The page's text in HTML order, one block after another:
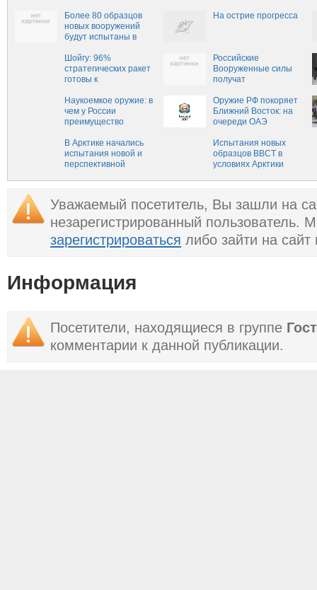
Более 80 образцов
новых вооружений
будут испытаны в
Минобороны РФ
На острие прогресса
Шойгу: 96%
стратегических ракет
готовы к
Российские
Вооруженные силы
получат
и ЗРС С-500
Наукоемкое оружие: в
чем у России
преимущество
Оружие РФ покоряет
Ближний Восток: на
очереди ОАЭ
В Арктике начались
испытания новой и
перспективной
Испытания новых
образцов ВВСТ в
условиях Арктики
Уважаемый посетитель, Вы зашли на
незарегистрированный
зарегистрироваться либо зайти на
Информация
Посетители, находящиеся в группе
комментарии к данной публикации.